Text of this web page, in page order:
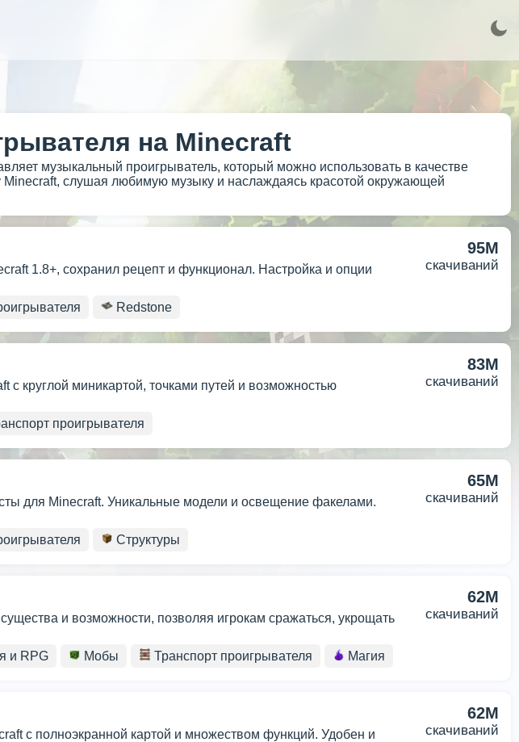
на Minecraft
музыкальный проигрыватель, который можно использовать в качестве
Minecraft, слушая любимую музыку и наслаждаясь красотой окружающей
1.8+, сохранил рецепт и функционал. Настройка и опции
Redstone
95M
скачиваний
с круглой миникартой, точками путей и возможностью
проигрывателя
83M
скачиваний
для Minecraft. Уникальные модели и освещение факелами.
Структуры
65M
скачиваний
и возможности, позволяя игрокам сражаться, укрощать
и RPG Мобы Транспорт проигрывателя Магия
62M
скачиваний
с полноэкранной картой и множеством функций. Удобен и
62M
скачиваний